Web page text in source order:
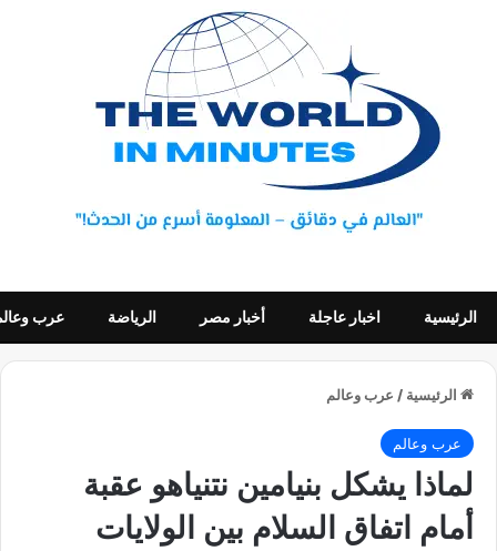
الرئيسية اخبار عاجلة أخبار مصر الرياضة عرب
الرئيسية / عرب وعالم
عرب وعالم
لماذا يشكل بنيامين نتنياهو عقبة
أمام اتفاق السلام بين الولايات